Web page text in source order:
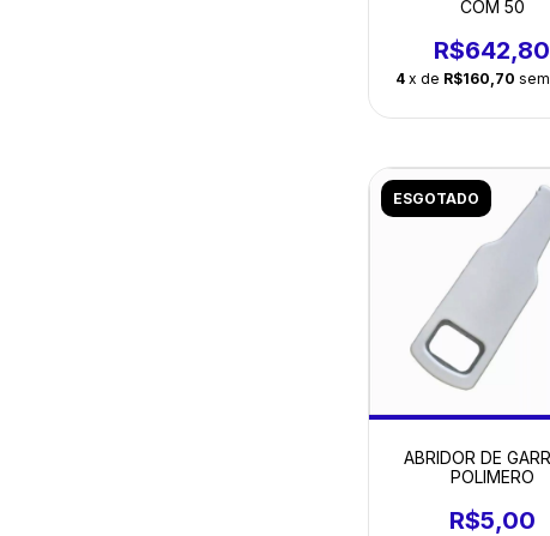
COM 50
R$642,80
4 x de R$160,70
ESGOTADO
ABRIDOR DE
POLIMERO
R$5,00